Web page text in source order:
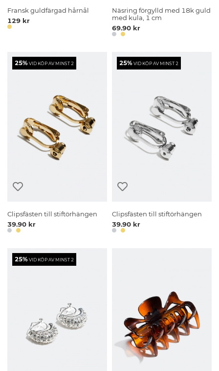
Fransk guldfärgad hårnål
129 kr
Näsring förgylld med 18k guld
med kula, 1 cm
69.90 kr
25%VID KÖP AV MINST 2
Clipsfästen till stiftörhängen
39.90 kr
25%VID KÖP AV MINST 2
Clipsfästen till stiftörhängen
39.90 kr
25%VID KÖP AV MINST 2